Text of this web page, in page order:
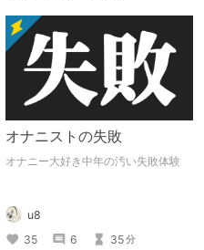
オナニストの失敗
オナニー大好き中年の汚い失敗体験
u8
35
6 35分